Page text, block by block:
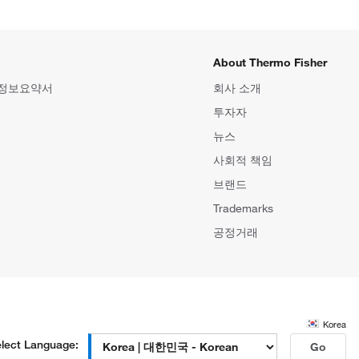
보요약서
About Thermo Fisher
회사 소개
투자자
뉴스
사회적 책임
브랜드
Trademarks
공정거래
Korea
Language: Go